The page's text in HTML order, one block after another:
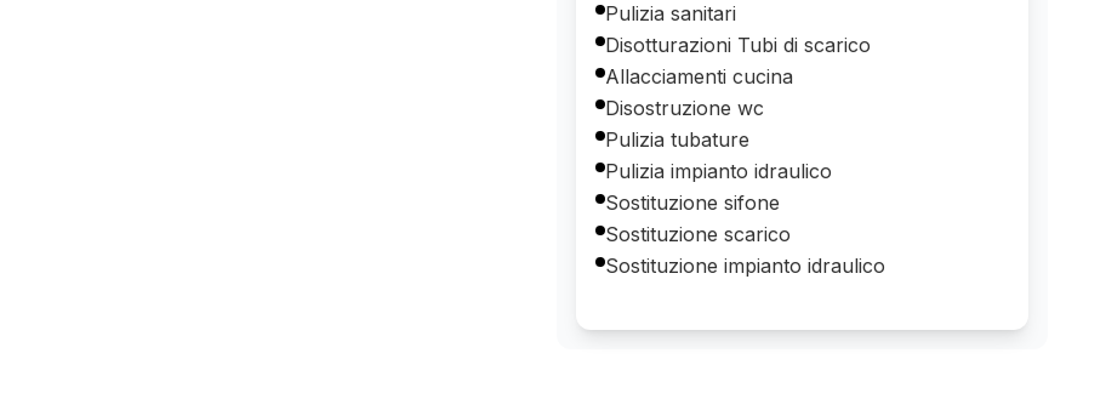
Pulizia sanitari
Disotturazioni Tubi di scarico
Allacciamenti cucina
Disostruzione wc
Pulizia tubature
Pulizia impianto idraulico
Sostituzione sifone
Sostituzione scarico
Sostituzione impianto idraulico